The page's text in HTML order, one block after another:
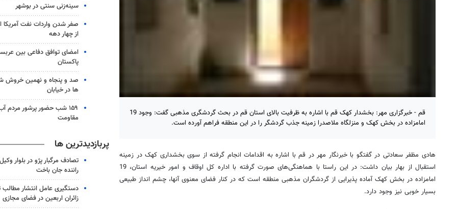
قم - خبرگزاری مهر: بخشدار کهک قم با اشاره به ظرفیت بالای استان قم در بحث گردشگری مذهبی گفت: وجود 19
امامزاده در بخش کهک و منزلگاه ملاصدرا زمینه جذب گردشگر را در این منطقه فراهم آورده است.
هادی مظفر سعادتی در گفتگو با خبرنگار مهر در قم با اشاره به اقدامات انجام گرفته از سوی بخشداری کهک در زمینه
استقبال از بهار بیان داشت: در این راستا با هماهنگی‌های صورت گرفته با اداره کل اوقاف و امور خیریه استان، 19
امامزاده در بخش کهک آماده پذیرایی از گردشگران مذهبی منطقه است که در کنار فضای معنوی آنها، چشم انداز طبیعی
بسیار خوبی نیز وجود دارد.
سینه‌زنی سنتی در بوشهر
صفر شدن واردات نفت
از چهار دهه
امضای توافق دفاعی بین
پاکستان
صد و پنجاه و نهمین خروش
ها در خیابان
۱۵۹ شب حضور پرشور مردم
مقاومت
پربازدیدترین ها
تصادف مرگبار پژو در بلوار
راننده جان باخت
دستگیری عامل انتشار مطالب
زائران اربعین در فضای مجازی